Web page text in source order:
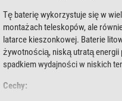
Tę baterię wykorzystuje się w
montażach teleskopów, ale
latarce kieszonkowej. Baterie
żywotnością, niską utratą energii
spadkiem wydajności w niskich
Cechy: